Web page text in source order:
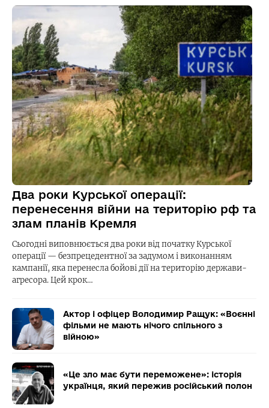
Два роки Курської операції:
перенесення війни на територію рф та
злам планів Кремля
Сьогодні виповнюється два роки від початку Курської
операції — безпрецедентної за задумом і виконанням
кампанії, яка перенесла бойові дії на територію держави-
агресора. Цей крок…
Актор і офіцер Володимир Ращук: «Воєнні
фільми не мають нічого спільного з
війною»
«Це зло має бути переможене»: історія
українця, який пережив російський полон